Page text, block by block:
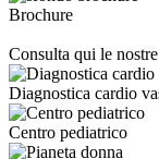
Brochure
Consulta qui le
Diagnostica cardio
Centro pediatrico